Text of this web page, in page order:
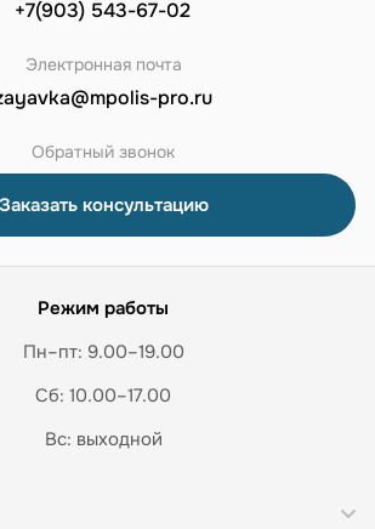
+7(903) 543-67-02
Электронная почта
pro.ru
Обратный звонок
Заказать консультацию
Режим работы
Пн–пт: 9.00–19.00
Сб: 10.00–17.00
Вс: выходной